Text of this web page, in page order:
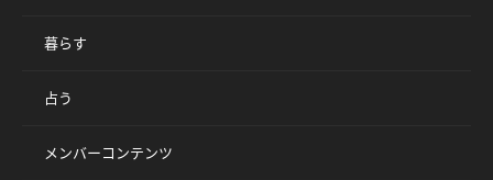
暮らす
占う
メンバーコンテンツ